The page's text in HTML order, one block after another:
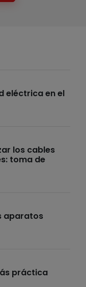
eléctrica en el
los cables
toma de
aparatos
práctica